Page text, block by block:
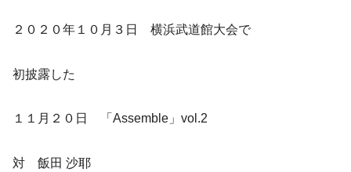
２０２０年１０月３日 横浜武道館大会で
初披露した
１１月２０日 「Assemble」vol.2
対 飯田 沙耶